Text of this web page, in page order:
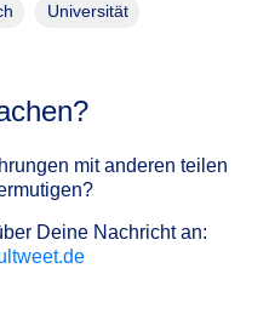
Universität
mit anderen teilen
Deine Nachricht an: